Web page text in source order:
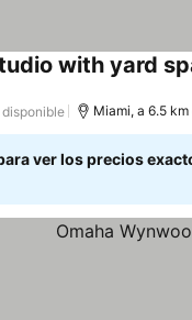
with yard
Miami, a 6.5
ver los precios